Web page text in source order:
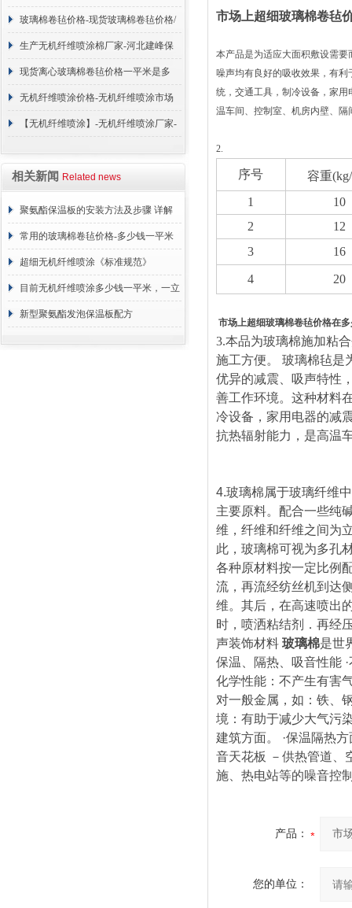
玻璃棉卷毡价格-现货玻璃棉卷毡价格/
合理报价=今天
生产无机纤维喷涂棉厂家-河北建峰保
温材料有限公司
现货离心玻璃棉卷毡价格一平米是多
少？厂家报价
无机纤维喷涂价格-无机纤维喷涂市场
售价是多少？报价表
【无机纤维喷涂】-无机纤维喷涂厂家-
相关新闻 Related news
聚氨酯保温板的安装方法及步骤 详解
常用的玻璃棉卷毡价格-多少钱一平米
超细无机纤维喷涂《标准规范》
目前无机纤维喷涂多少钱一平米，一立
方 价格计算
新型聚氨酯发泡保温板配方
市场上超细玻璃棉卷毡
本产品是为适应大面积敷设需
噪声均有良好的吸收效果，有
统，交通工具，制冷设备，家
温车间、控制室、机房内壁、隔
2.
序号
容重
1
10
2
12
3
16
4 20
市场上超细玻璃棉卷毡价格在
3.本品为玻璃棉施加粘
施工方便。 玻璃棉毡是
优异的减震、吸声特性
善工作环境。这种材料
冷设备，家用电器的减
抗热辐射能力，是高温
4.玻璃棉属于玻璃纤维
主要原料。配合一些纯
维，纤维和纤维之间为
此，玻璃棉可视为多孔
各种原材料按一定比例
流，再流经纺丝机到达
维。其后，在高速喷出
时，喷洒粘结剂．再经
声装饰材料 玻璃棉是世
保温、隔热、吸音性能
化学性能：不产生有害
对一般金属，如：铁、
境：有助于减少大气污
建筑方面。 ·保温隔热
音天花板 －供热管道、
施、热电站等的噪音
产品：
您的单位：